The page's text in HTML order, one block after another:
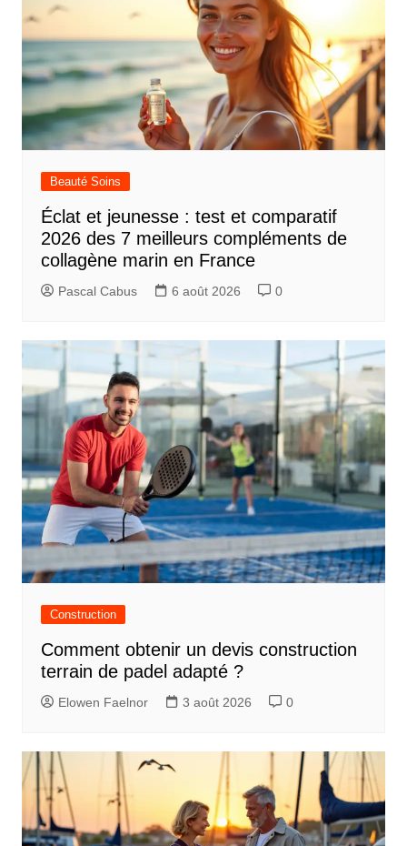
Beauté Soins
Éclat et jeunesse : test et comparatif
2026 des 7 meilleurs compléments de
collagène marin en France
Pascal Cabus 6 août 2026 0
Construction
Comment obtenir un devis construction
terrain de padel adapté ?
Elowen Faelnor 3 août 2026 0